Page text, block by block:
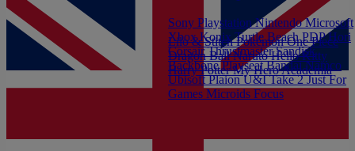
Sony PlaystationNintendoMicrosoft
XboxKonixTurtle BeachPDPHori
CorsairThrustmasterSandisk
BackbonePlayseatBandai Namco
UbisoftPlaionU&ITake 2Just For
Games Microids Focus
Lilo & StitchPokémonOne Piece
Dragon BallNarutoHello Kitty
Harry PotterMy Hero Academia